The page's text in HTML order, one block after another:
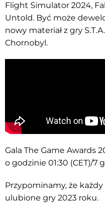
Flight Simulator 2024,
Untold. Być może
nowy materiał z gry
Chornobyl.
Gala The Game Awards
o godzinie 01:30 (CET)/7
Przypominamy, że każdy
ulubione gry 2023 roku.